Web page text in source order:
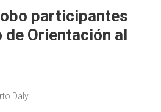
participantes
de Orientación al
Daly